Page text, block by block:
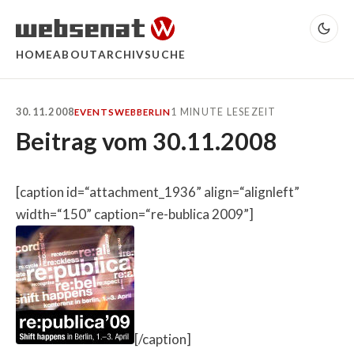
HOMEABOUTARCHIVSUCHE
30.11.2008EVENTSWEBBERLIN1 MINUTE LESEZEIT
Beitrag vom 30.11.2008
[caption id=“attachment_1936” align=“alignleft”
width=“150” caption=“re-bublica 2009”]
[/caption]